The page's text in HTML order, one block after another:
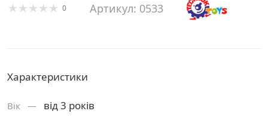
0 Артикул: 0533
Характеристики
Вік — від 3 років